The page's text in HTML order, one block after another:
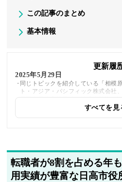
この記事のまとめ
基本情報
更新履
2025年5月29日
同じトピックを紹介している「相模
ト・アジア・パシフィック株式会社
学園中学校高等学校、株式会社
すべてを見
転職者が8割を占める年
用実績が豊富な日高市役